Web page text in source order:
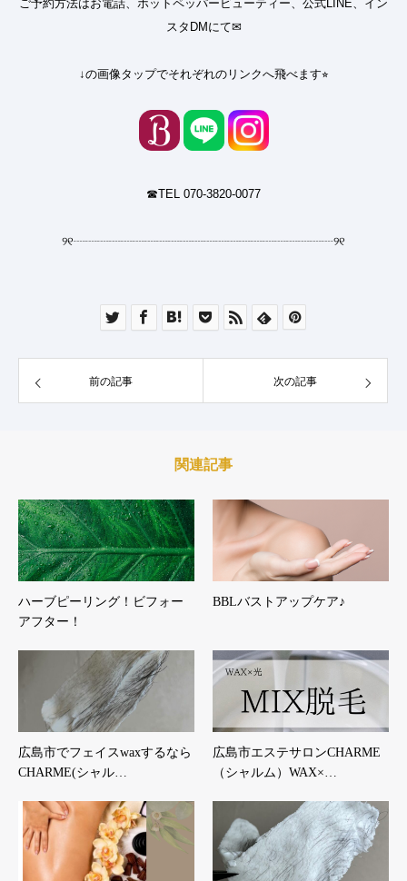
ご予約方法はお電話、ホットペッパービューティー、公式LINE、イン
スタDMにて✉︎
↓の画像タップでそれぞれのリンクへ飛べます⭐︎
☎︎TEL 070-3820-0077
୨୧┈┈┈┈┈┈┈┈┈┈┈┈┈┈┈┈┈┈┈┈┈┈୨୧
前の記事 次の記事
関連記事
ハーブピーリング！ビフォー
アフター！
BBLバストアップケア♪
広島市でフェイスwaxするなら
CHARME(シャル…
広島市エステサロンCHARME
（シャルム）WAX×…